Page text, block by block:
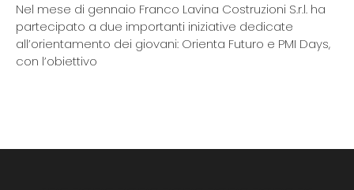
Nel mese di gennaio Franco Lavina Costruzioni S.r.l. ha
partecipato a due importanti iniziative dedicate
all’orientamento dei giovani: Orienta Futuro e PMI Days,
con l’obiettivo